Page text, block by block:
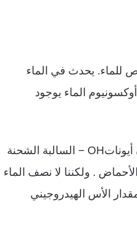
للماء. يحدث في الماء
الماء يوجود
OH
− السالبة الشحنة
. ولكننا لا نصف الماء
الأس الهيدروجيني